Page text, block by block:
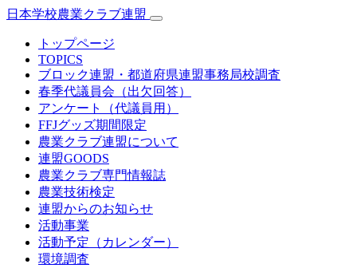
日本学校農業クラブ連盟
トップページ
TOPICS
ブロック連盟・都道府県連盟事務局校調査
春季代議員会（出欠回答）
アンケート（代議員用）
FFJグッズ期間限定
農業クラブ連盟について
連盟GOODS
農業クラブ専門情報誌
農業技術検定
連盟からのお知らせ
活動事業
活動予定（カレンダー）
環境調査